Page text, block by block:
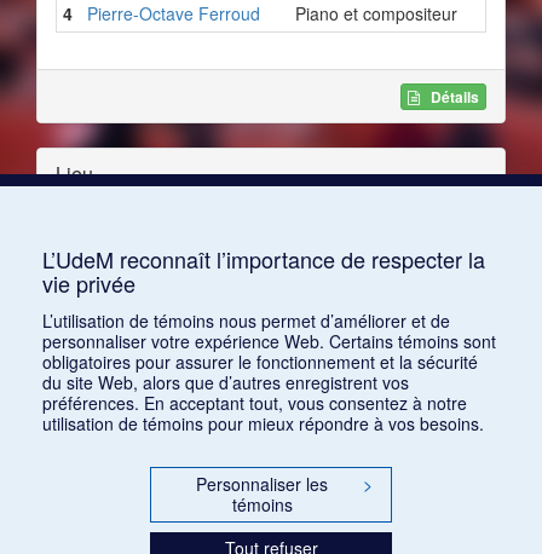
4
Pierre-Octave Ferroud Piano et compositeur
Détails
Lieu
Pays :
Programme
Mélodies dePierre-Octave Ferroud
L’UdeM reconnaît l’importance de respecter la
vie privée
L’utilisation de témoins nous permet d’améliorer et de
personnaliser votre expérience Web. Certains témoins sont
obligatoires pour assurer le fonctionnement et la sécurité
du site Web, alors que d’autres enregistrent vos
préférences. En acceptant tout, vous consentez à notre
utilisation de témoins pour mieux répondre à vos besoins.
Personnaliser les
témoins
>
Tout refuser